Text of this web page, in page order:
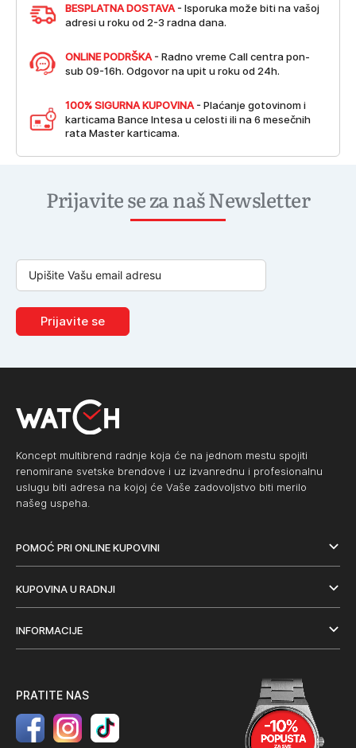
BESPLATNA DOSTAVA - Isporuka može biti na vašoj
adresi u roku od 2-3 radna dana.
ONLINE PODRŠKA - Radno vreme Call centra pon-
sub 09-16h. Odgovor na upit u roku od 24h.
100% SIGURNA KUPOVINA - Plaćanje gotovinom i
karticama Bance Intesa u celosti ili na 6 mesečnih
rata Master karticama.
Prijavite se za naš Newsletter
Prijavite se
Koncept multibrend radnje koja će na jednom mestu spojiti
renomirane svetske brendove i uz izvanrednu i profesionalnu
uslugu biti adresa na kojoj će Vaše zadovoljstvo biti merilo
našeg uspeha.
POMOĆ PRI ONLINE KUPOVINI
KUPOVINA U RADNJI
INFORMACIJE
PRATITE NAS